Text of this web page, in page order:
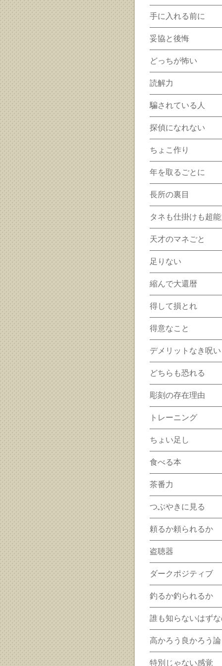
手に入れる前に
妥協と後悔
どっちが怖い
読解力
騙されている人
探偵になれない
ちょこ作り
年を取るごとに
長所の裏目
タネも仕掛けも超
天才のマネごと
足りない
縮んで大還暦
得して損とれ
得意なこと
デメリットなき呪い
どちらも恐れる
彫刻の存在理由
トレーニング
ちょい足し
食べる本
茶番力
つぶやきに見る
頼るか頼られるか
盗聴器
ダークポジティブ
釣るか釣られるか
誰も知らないはず
高かろう良かろう論
特別じゃない感覚